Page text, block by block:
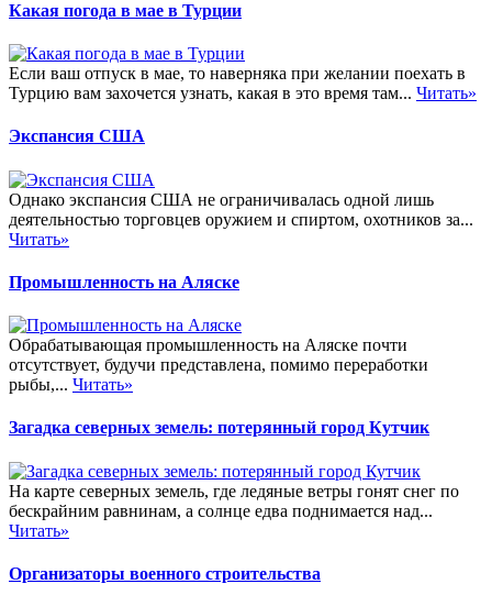
Какая погода в мае в Турции
Если ваш отпуск в мае, то наверняка при желании поехать в
Турцию вам захочется узнать, какая в это время там... Читать»
Экспансия США
Однако экспансия США не ограничивалась одной лишь
деятельностью торговцев оружием и спиртом, охотников за...
Читать»
Промышленность на Аляске
Обрабатывающая промышленность на Аляске почти
отсутствует, будучи представлена, помимо переработки
рыбы,... Читать»
Загадка северных земель: потерянный город Кутчик
На карте северных земель, где ледяные ветры гонят снег по
бескрайним равнинам, а солнце едва поднимается над...
Читать»
Организаторы военного строительства